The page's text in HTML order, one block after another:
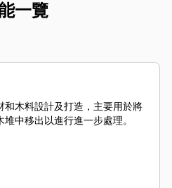
一覽
和木料設計及打造，主要用於將
堆中移出以進行進一步處理。